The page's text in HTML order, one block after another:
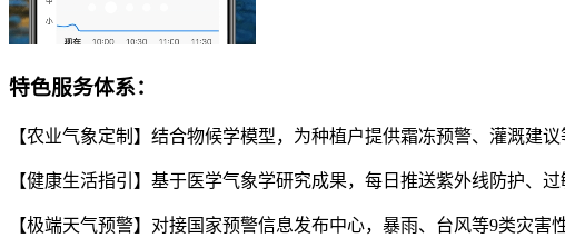
特色服务体系：
【农业气象定制】结合物候学模型，为种植户提供霜冻预警、灌溉建
【健康生活指引】基于医学气象学研究成果，每日推送紫外线防护、
【极端天气预警】对接国家预警信息发布中心，暴雨、台风等9类灾害